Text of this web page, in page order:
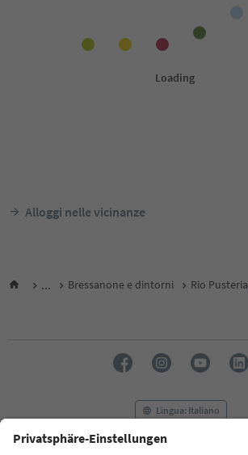
Alloggi nelle vicinanze
... Bressanone e dintorni Rio Pusteria
Lingua: Italiano